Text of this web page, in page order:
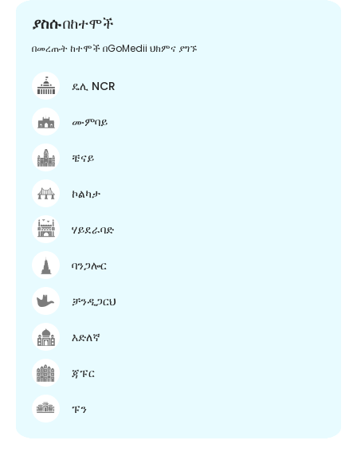
ያስሱበከተሞች
በመረጡት ከተሞች በGoMedii ህክምና ያግኙ
ዴሊ NCR
ሙምባይ
ቼናይ
ኮልካታ
ሃይደራባድ
ባንጋሎር
ቻንዲጋርህ
እድለኛ
ጃፑር
ፑን